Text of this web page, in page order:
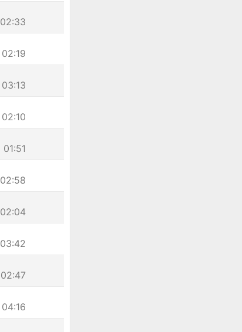
02:33
02:19
03:13
02:10
01:51
02:58
02:04
03:42
02:47
04:16